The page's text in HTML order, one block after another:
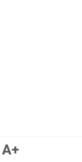
A+Увеличить